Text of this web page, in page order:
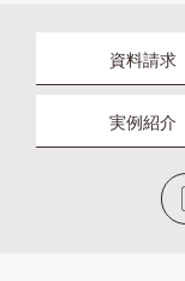
資料請求
実例紹介